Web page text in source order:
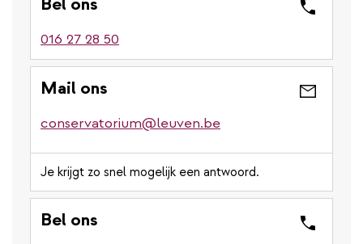
016 27 28 50
Mail ons
conservatorium@leuven.be
Je krijgt zo snel mogelijk een antwoord.
Bel ons